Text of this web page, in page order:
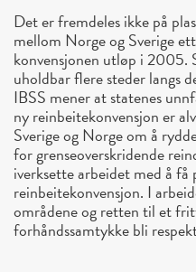
Det er fremdeles ikke på
mellom Norge og Sverige
konvensjonen utløp i
uholdbar flere steder langs
IBSS mener at statenes
ny reinbeitekonvensjon er
Sverige og Norge om å
for grenseoverskridende
iverksette arbeidet med å få
reinbeitekonvensjon. I
områdene og retten til et
forhåndssamtykke bli